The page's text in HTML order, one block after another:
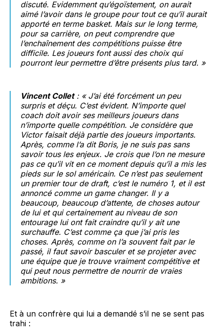
discuté. Evidemment qu’égoïstement, on aurait
aimé l’avoir dans le groupe pour tout ce qu’il aurait
apporté en terme basket. Mais sur le long terme,
pour sa carrière, on peut comprendre que
l’enchaînement des compétitions puisse être
difficile. Les joueurs font aussi des choix qui
pourront leur permettre d’être présents plus tard. »
Vincent Collet: « J’ai été forcément un peu
surpris et déçu. C’est évident. N’importe quel
coach doit avoir ses meilleurs joueurs dans
n’importe quelle compétition. Je considère que
Victor faisait déjà partie des joueurs importants.
Après, comme l’a dit Boris, je ne suis pas sans
savoir tous les enjeux. Je crois que l’on ne mesure
pas ce qu’il vit en ce moment depuis qu’il a mis les
pieds sur le sol américain. Ce n’est pas seulement
un premier tour de draft, c’est le numéro 1, et il est
annoncé comme un game changer. Il y a
beaucoup, beaucoup d’attente, de choses autour
de lui et qui certainement au niveau de son
entourage lui ont fait craindre qu’il y ait une
surchauffe. C’est comme ça que j’ai pris les
choses. Après, comme on l’a souvent fait par le
passé, il faut savoir basculer et se projeter avec
une équipe que je trouve vraiment compétitive et
qui peut nous permettre de nourrir de vraies
ambitions. »
Et à un confrère qui lui a demandé s’il ne se sent pas
trahi :